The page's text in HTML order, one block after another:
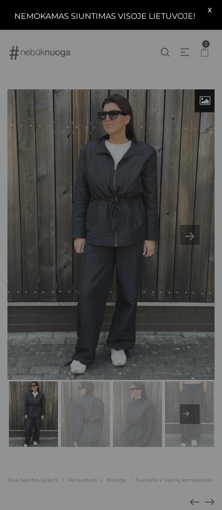
0
Tavo Spintos Lyderis / Parduotuvė / Moterys / Švarkelio ir kelnių komplektas
NEMOKAMAS SIUNTIMAS VISOJE LIETUVOJE!
X